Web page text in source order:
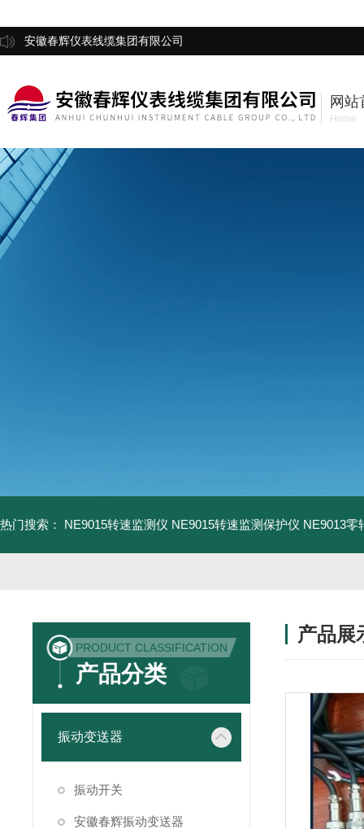
安徽春辉仪表线缆集团有限公司
网站
Home
热门搜索： NE9015转速监测仪 NE9015转速监测保护仪 NE9013零
PRODUCT CLASSIFICATION
产品分类
振动变送器
振动开关
安徽春辉振动变送器
产品展